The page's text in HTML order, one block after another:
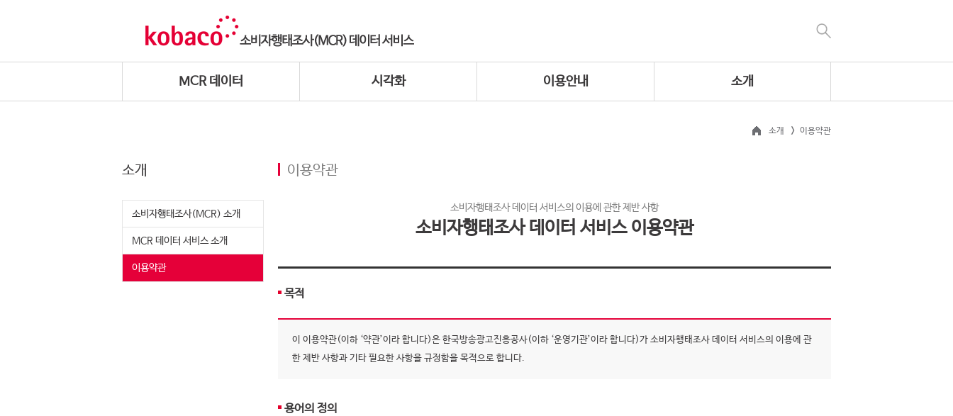
MCR 데이터 시각화 이용안내 소개
소개 이용약관
소개
소비자행태조사(MCR) 소개
MCR 데이터 서비스 소개
이용약관
이용약관
소비자행태조사 데이터 서비스의 이용에 관한 제반 사항
소비자행태조사 데이터 서비스 이용약관
목적
이 이용약관(이하 ‘약관’이라 합니다)은 한국방송광고진흥공사(이하 ‘운영기관’이라 합니다)가 소비자행태조사 데이터 서비스의 이용에 관
한 제반 사항과 기타 필요한 사항을 규정함을 목적으로 합니다.
용어의 정의